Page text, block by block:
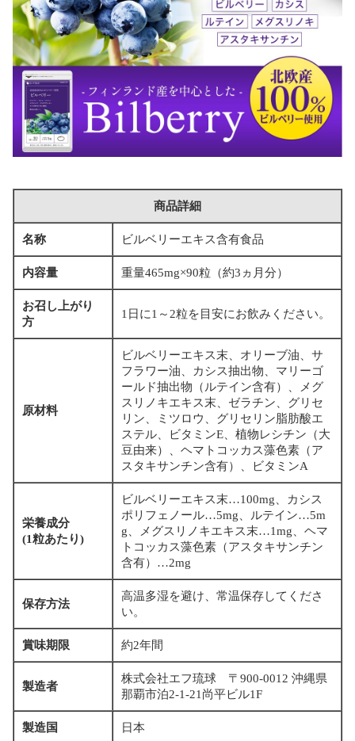
商品詳細
名称 ビルベリーエキス含有食品
内容量 重量465mg×90粒（約3ヵ月分）
お召し上がり
方
1日に1～2粒を目安にお飲みください。
原材料
ビルベリーエキス末、オリーブ油、サ
フラワー油、カシス抽出物、マリーゴ
ールド抽出物（ルテイン含有）、メグ
スリノキエキス末、ゼラチン、グリセ
リン、ミツロウ、グリセリン脂肪酸エ
ステル、ビタミンE、植物レシチン（大
豆由来）、ヘマトコッカス藻色素（ア
スタキサンチン含有）、ビタミンA
栄養成分
(1粒あたり)
ビルベリーエキス末…100mg、カシス
ポリフェノール…5mg、ルテイン…5m
g、メグスリノキエキス末…1mg、ヘマ
トコッカス藻色素（アスタキサンチン
含有）…2mg
保存方法
高温多湿を避け、常温保存してくださ
い。
賞味期限 約2年間
製造者
株式会社エフ琉球 〒900-0012 沖縄県
那覇市泊2-1-21尚平ビル1F
製造国 日本